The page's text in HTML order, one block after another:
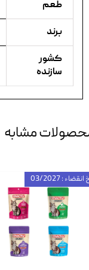
طعم
برند
کشور
سازنده
مشابه
: 03/2027